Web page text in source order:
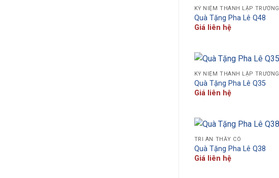
KỶ NIỆM THÀNH LẬP TRƯỜNG
Quà Tặng Pha Lê Q48
Giá liên hệ
KỶ NIỆM THÀNH LẬP TRƯỜNG
Quà Tặng Pha Lê Q35
Giá liên hệ
TRI ÂN THẦY CÔ
Quà Tặng Pha Lê Q38
Giá liên hệ